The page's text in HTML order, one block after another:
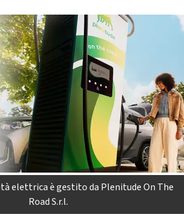
elettrica è gestito da Plenitude On The
Road S.r.l.